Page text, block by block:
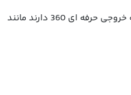
مخصوص مانیتور هایی که خروجی حرفه ای 360 دارند مانند